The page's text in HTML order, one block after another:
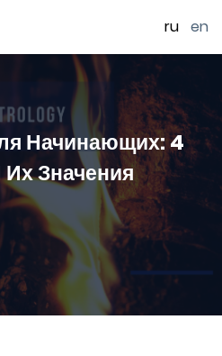
ru en
Начинающих: 4
Значения